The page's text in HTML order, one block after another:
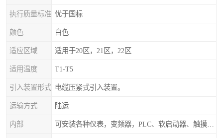
执行质量标准 优于国标
颜色 白色
适应区域 适用于20区，21区，22区
适用温度 T1-T5
引入装置形式 电缆压紧式引入装置。
运输方式 陆运
内部